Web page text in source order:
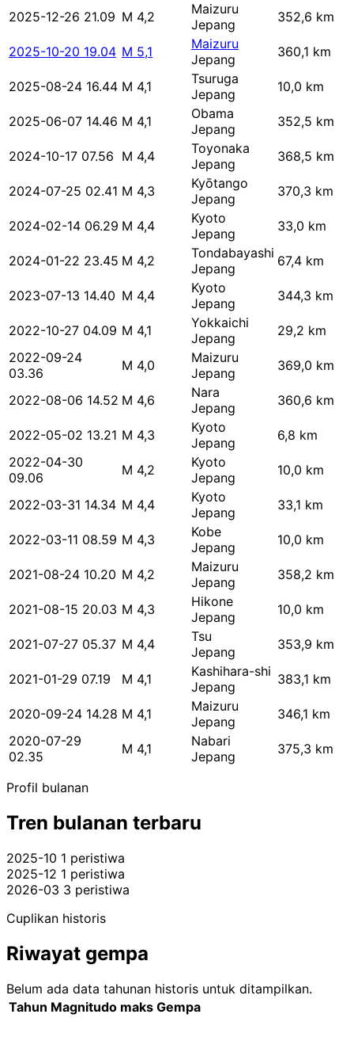
2025-12-26 21.09 M 4,2
Maizuru
Jepang
352,6 km
2025-10-20 19.04 M 5,1
Maizuru
Jepang
360,1 km
2025-08-24 16.44 M 4,1
Tsuruga
Jepang
10,0 km
2025-06-07 14.46 M 4,1
Obama
Jepang
352,5 km
2024-10-17 07.56 M 4,4
Toyonaka
Jepang
368,5 km
2024-07-25 02.41 M 4,3
Kyōtango
Jepang
370,3 km
2024-02-14 06.29 M 4,4
Kyoto
Jepang
33,0 km
2024-01-22 23.45 M 4,2
Tondabayashi
Jepang
67,4 km
2023-07-13 14.40 M 4,4
Kyoto
Jepang
344,3 km
2022-10-27 04.09 M 4,1
Yokkaichi
Jepang
29,2 km
2022-09-24
03.36
M 4,0
Maizuru
Jepang
369,0 km
2022-08-06 14.52 M 4,6
Nara
Jepang
360,6 km
2022-05-02 13.21 M 4,3
Kyoto
Jepang
6,8 km
2022-04-30
09.06
M 4,2
Kyoto
Jepang
10,0 km
2022-03-31 14.34 M 4,4
Kyoto
Jepang
33,1 km
2022-03-11 08.59 M 4,3
Kobe
Jepang
10,0 km
2021-08-24 10.20 M 4,2
Maizuru
Jepang
358,2 km
2021-08-15 20.03 M 4,3
Hikone
Jepang
10,0 km
2021-07-27 05.37 M 4,4
Tsu
Jepang
353,9 km
2021-01-29 07.19 M 4,1
Kashihara-shi
Jepang
383,1 km
2020-09-24 14.28 M 4,1
Maizuru
Jepang
346,1 km
2020-07-29
02.35
M 4,1
Nabari
Jepang
375,3 km
Profil bulanan
Tren bulanan terbaru
2025-10 1 peristiwa
2025-12 1 peristiwa
2026-03 3 peristiwa
Cuplikan historis
Riwayat gempa
Belum ada data tahunan historis untuk ditampilkan.
Tahun Magnitudo maks Gempa